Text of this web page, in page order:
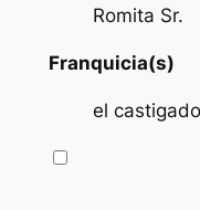
Romita Sr.
Franquicia(s)
el